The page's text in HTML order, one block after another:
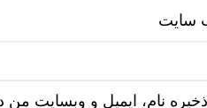
سایت
ذخیره نام، ایمیل و وبسایت